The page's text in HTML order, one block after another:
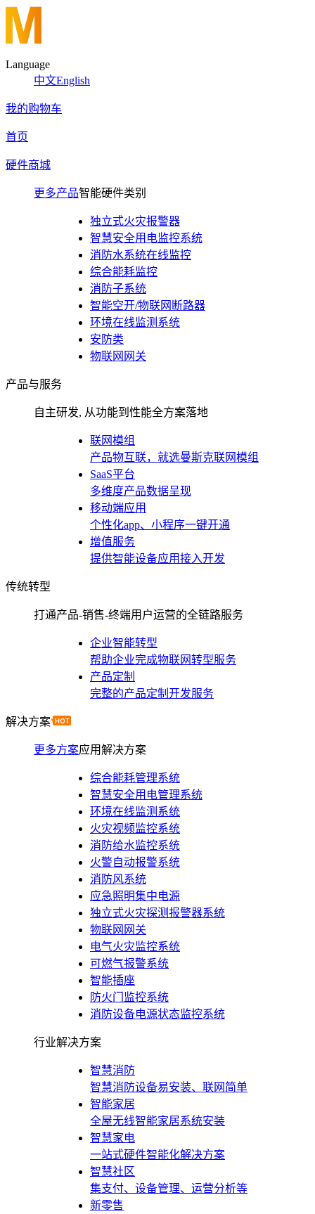
Language
中文English
我的购物车
首页
硬件商城
更多产品智能硬件类别
独立式火灾报警器
智慧安全用电监控系统
消防水系统在线监控
综合能耗监控
消防子系统
智能空开/物联网断路器
环境在线监测系统
安防类
物联网网关
产品与服务
自主研发, 从功能到性能全方案落地
联网模组
产品物互联，就选曼斯克联网模组
SaaS平台
多维度产品数据呈现
移动端应用
个性化app、小程序一键开通
增值服务
提供智能设备应用接入开发
传统转型
打通产品-销售-终端用户运营的全链路服务
企业智能转型
帮助企业完成物联网转型服务
产品定制
完整的产品定制开发服务
解决方案
更多方案应用解决方案
综合能耗管理系统
智慧安全用电管理系统
环境在线监测系统
火灾视频监控系统
消防给水监控系统
火警自动报警系统
消防风系统
应急照明集中电源
独立式火灾探测报警器系统
物联网网关
电气火灾监控系统
可燃气报警系统
智能插座
防火门监控系统
消防设备电源状态监控系统
行业解决方案
智慧消防
智慧消防设备易安装、联网简单
智能家居
全屋无线智能家居系统安装
智慧家电
一站式硬件智能化解决方案
智慧社区
集支付、设备管理、运营分析等
新零售